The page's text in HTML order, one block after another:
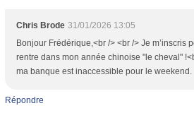
Chris Brode 31/01/2026 13:05
Bonjour Frédérique,<br /> <br /> Je m’inscris
rentre dans mon année chinoise "le cheval"
ma banque est inaccessible pour le weekend.
Répondre